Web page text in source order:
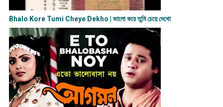
Bhalo Kore Tumi Cheye Dekho | ভালো করে তুমি চেয়ে দেখো